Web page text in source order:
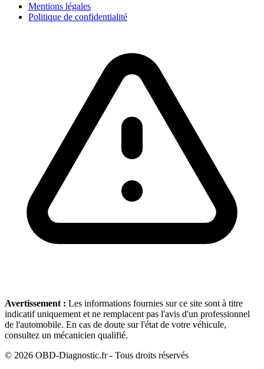
Mentions légales
Politique de confidentialité
Avertissement : Les informations fournies sur ce site sont à titre
indicatif uniquement et ne remplacent pas l'avis d'un professionnel
de l'automobile. En cas de doute sur l'état de votre véhicule,
consultez un mécanicien qualifié.
© 2026 OBD-Diagnostic.fr - Tous droits réservés